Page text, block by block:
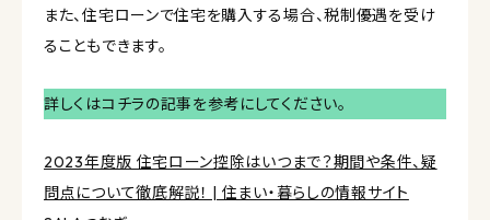
また、住宅ローンで住宅を購入する場合、税制優遇を受け
ることもできます。
詳しくはコチラの記事を参考にしてください。
2023年度版 住宅ローン控除はいつまで？期間や条件、疑
問点について徹底解説！ | 住まい・暮らしの情報サイト